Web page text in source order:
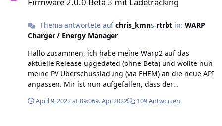
Firmware 2.0.0 Beta 3 mit Ladetracking
Thema antwortete aufchris_kmns rtrbtin: WARP
Charger / Energy Manager
Hallo zusammen, ich habe meine Warp2 auf das
aktuelle Release upgedated (ohne Beta) und wollte nun
meine PV Überschussladung (via FHEM) an die neue API
anpassen. Mir ist nun aufgefallen, dass der
Fahrzeug von "Getrennt" auf "Warte auf Freigabe"
April 9, 2022 at 09:069. Apr 2022 109 Antworten